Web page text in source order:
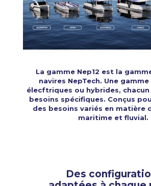
La gamme Nep12 est la
navires NepTech. Une
élecftriques ou hybrides,
besoins spécifiques. Conçus
des besoins variés en matière
maritime et fluvial.
Des